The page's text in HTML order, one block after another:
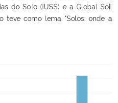
do Solo (IUSS) e a Global Soil
teve como lema "Solos: onde a